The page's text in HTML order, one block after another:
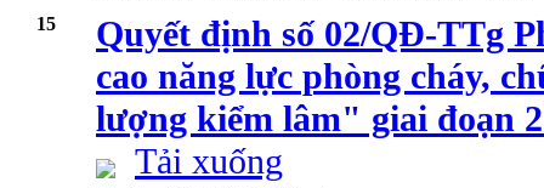
15
Quyết định số 02/QĐ-TTg
cao năng lực phòng cháy,
lượng kiểm lâm" giai đoạn
Tải xuống